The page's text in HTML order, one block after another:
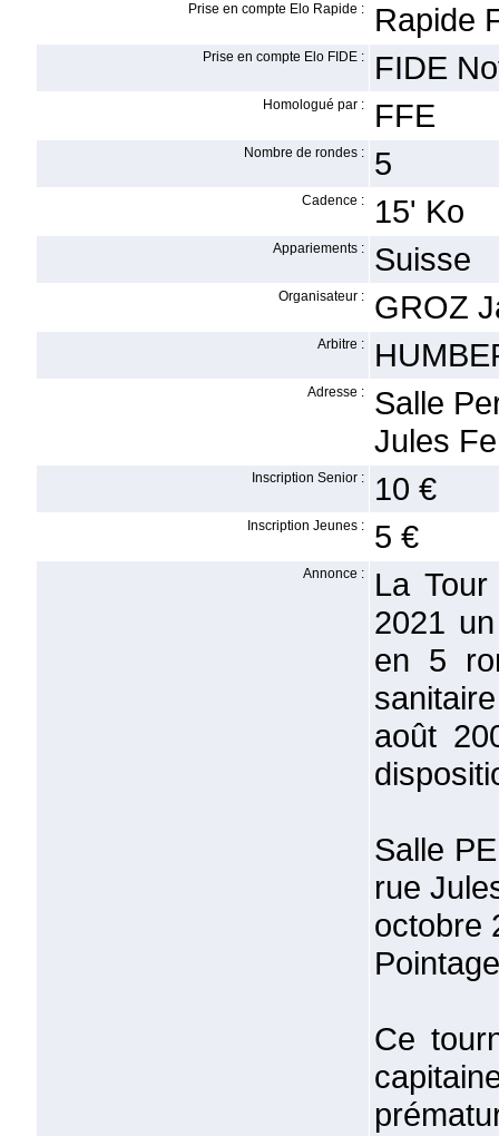
Prise en compte Elo Rapide :
Rapide
Prise en compte Elo FIDE : FIDE
Homologué par : FFE
Nombre de rondes : 5
Cadence : 15' Ko
Appariements : Suisse
Organisateur : GROZ
Arbitre :
Adresse :
Salle
Jules
Inscription Senior : 10 €
Inscription Jeunes : 5 €
Annonce :
La
2021
en 5
août
Salle
rue
octobre
Ce